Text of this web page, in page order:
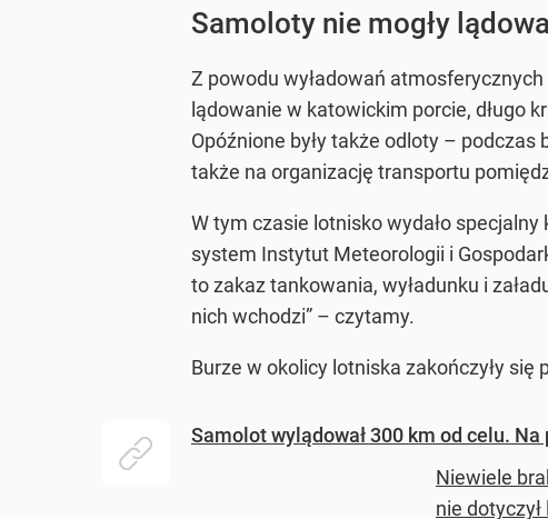
Samoloty nie mogły
Z powodu wyładowań
lądowanie w katowickim porcie, długo
Opóźnione były także odloty –
także na organizację transportu
W tym czasie lotnisko wydało
system Instytut Meteorologii i
to zakaz tankowania, wyładunku i
nich wchodzi” – czytamy.
Burze w okolicy lotniska zakończyły się
Samolot wylądował 300 km od celu. Na
Niewiele
nie